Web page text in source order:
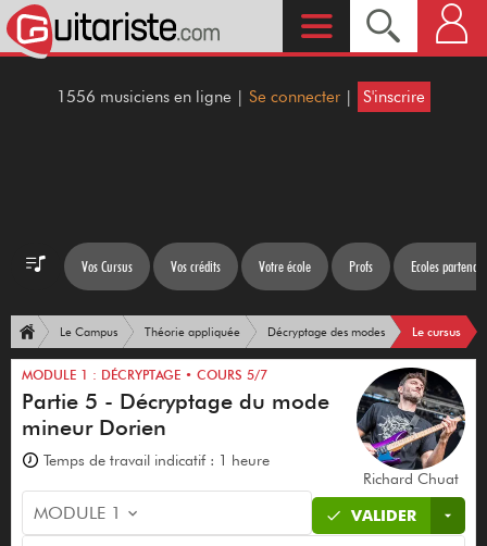
1556 musiciens en ligne | Se connecter | S'inscrire
Vos Cursus Vos crédits Votre école Profs Ecoles
Le Campus Théorie appliquée Décryptage des modes Le cursus
MODULE 1 : DÉCRYPTAGE • COURS 5/7
Partie 5 - Décryptage du mode
mineur Dorien
Temps de travail indicatif : 1 heure
Richard Chuat
MODULE 1 VALIDER